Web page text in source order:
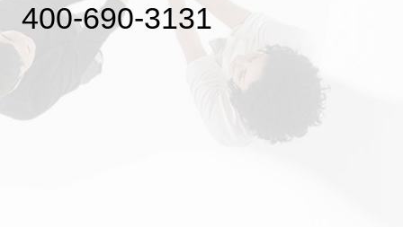
400-690-3131